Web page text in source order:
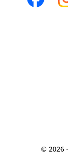
© 2026